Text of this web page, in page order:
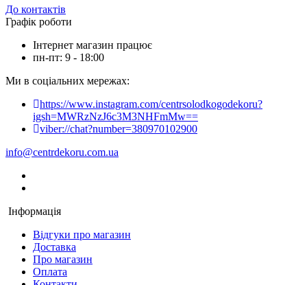
До контактів
Графік роботи
Інтернет магазин працює
пн-пт: 9 - 18:00
Ми в соціальних мережах:
https://www.instagram.com/centrsolodkogodekoru?
igsh=MWRzNzJ6c3M3NHFmMw==
viber://chat?number=380970102900
info@centrdekoru.com.ua
Інформація
Відгуки про магазин
Доставка
Про магазин
Оплата